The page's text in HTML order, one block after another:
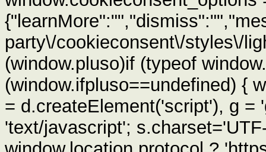
party\/cookieconsent\/styles\/
(window.pluso)if (typeof
(window.ifpluso==undefined) {
= d.createElement('script'), g =
'text/javascript';